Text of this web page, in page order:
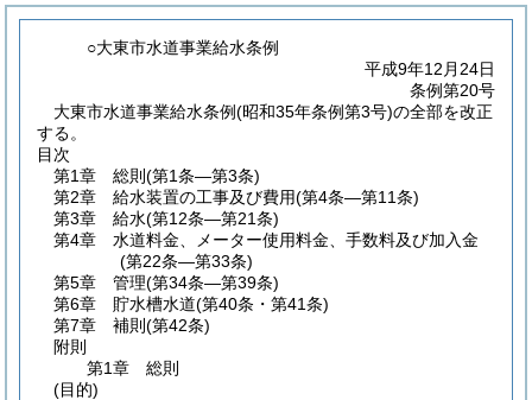
○大東市水道事業給水条例
平成9年12月24日
条例第20号
大東市水道事業給水条例(昭和35年条例第3号)の全部を改正
する。
目次
第1章
総則 (第1条―第3条)
第2章
給水装置の工事及び費用(第4条―第11条)
第3章
給水(第12条―第21条)
第4章
水道料金、メーター使用料金、手数料及び加入金
(第22条―第33条)
第5章
管理(第34条―第39条)
第6章
貯水槽水道(第40条・第41条)
第7章
補則 (第42条)
附則
第1章
総則
(目的)